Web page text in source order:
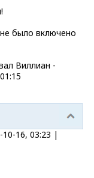
было включено
Виллиан -
16, 03:23 |